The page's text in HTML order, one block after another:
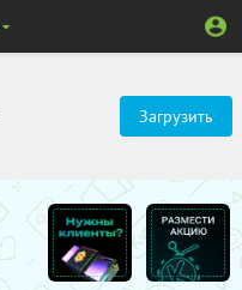
Загрузить